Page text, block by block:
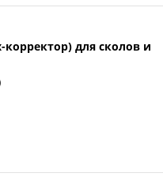
для сколов и